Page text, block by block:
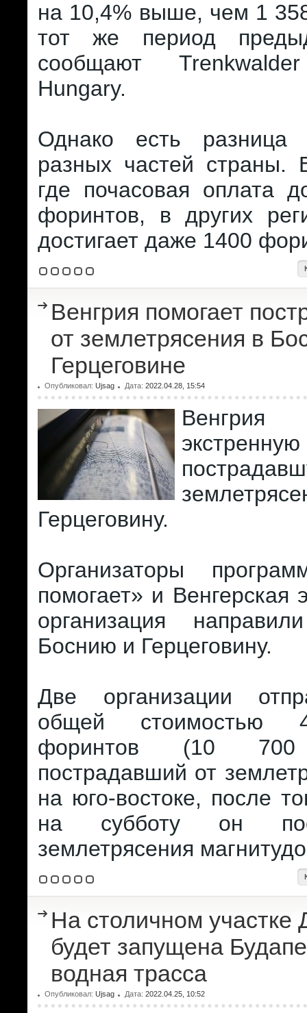
на 10,4% выше, чем 1
тот же период
сообщают
Hungary.
Однако есть
разных частей страны.
где почасовая оплата
форинтов, в других
достигает даже 1400
Венгрия помогает
от землетрясения в
Герцеговине
Опубликовал: Ujsag Дата: 2022.04.28, 15:54
Венгрия
Герцеговину.
Организаторы
помогает» и Венгерская
организация
Боснию и Герцеговину.
Две организации
общей стоимостью
форинтов (10
пострадавший от
на юго-востоке, после
на субботу он
землетрясения
На столичном участке
будет запущена
водная трасса
Опубликовал: Ujsag Дата: 2022.04.25, 10:52